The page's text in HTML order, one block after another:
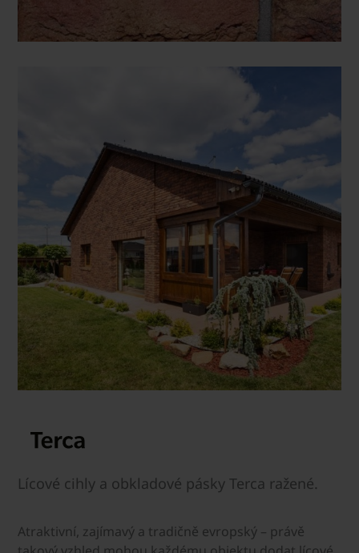
Lícové cihly a obkladové pásky Terca ražené.
Atraktivní, zajímavý a tradičně evropský – právě